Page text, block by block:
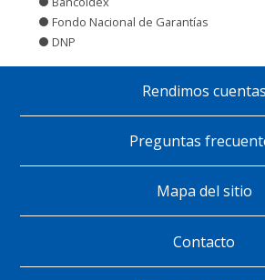
Fondo Nacional de Garantías
DNP
página
Rendimos cuentas
Preguntas
Mapa del sitio
Contacto